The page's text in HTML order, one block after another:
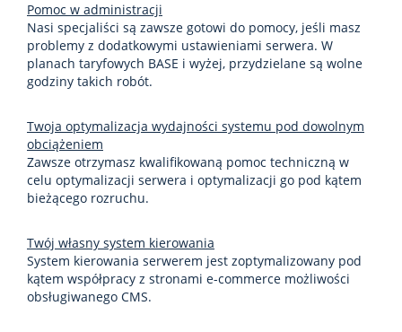
Pomoc w administracji
Nasi specjaliści są zawsze gotowi do pomocy, jeśli masz
problemy z dodatkowymi ustawieniami serwera. W
planach taryfowych BASE i wyżej, przydzielane są wolne
godziny takich robót.
Twoja optymalizacja wydajności systemu pod dowolnym
obciążeniem
Zawsze otrzymasz kwalifikowaną pomoc techniczną w
celu optymalizacji serwera i optymalizacji go pod kątem
bieżącego rozruchu.
Twój własny system kierowania
System kierowania serwerem jest zoptymalizowany pod
kątem współpracy z stronami e-commerce możliwości
obsługiwanego CMS.